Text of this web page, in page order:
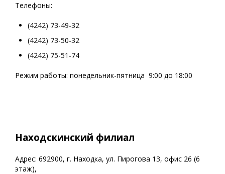
Телефоны:
(4242) 73-49-32
(4242) 73-50-32
(4242) 75-51-74
Режим работы: понедельник-пятница 9:00 до 18:00
Находскинский филиал
Адрес: 692900, г. Находка, ул. Пирогова 13, офис 26 (6
этаж),